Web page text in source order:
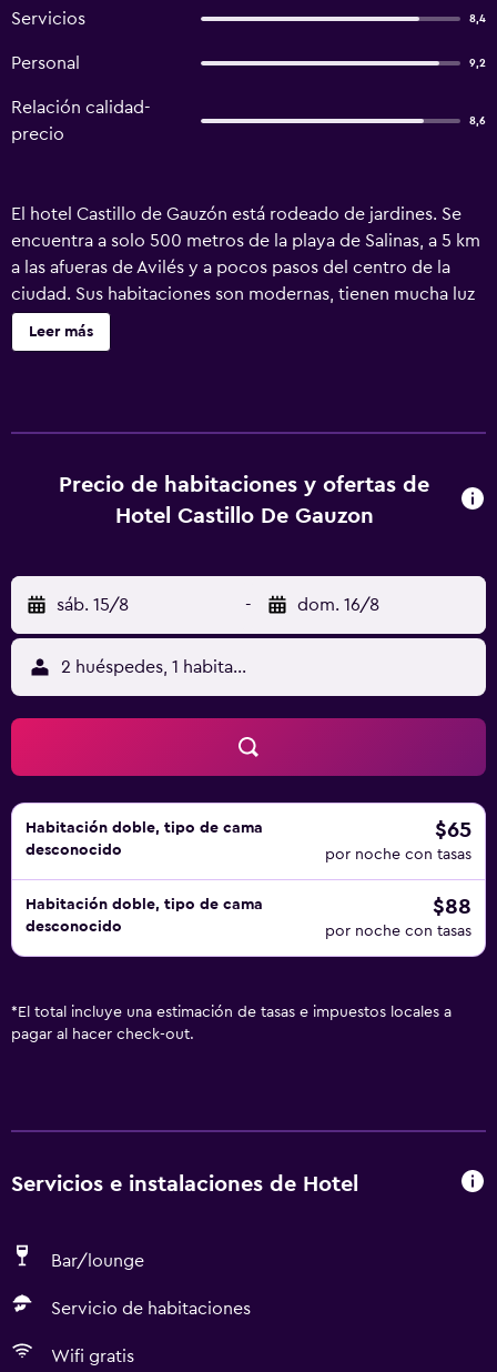
Servicios 8,4
Personal 9,2
Relación calidad-
precio
8,6
El hotel Castillo de Gauzón está rodeado de jardines. Se
encuentra a solo 500 metros de la playa de Salinas, a 5 km
a las afueras de Avilés y a pocos pasos del centro de la
ciudad. Sus habitaciones son modernas, tienen mucha luz
e incluyen conexión Wi-Fi gratuita. El hotel Castillo de
Gauzón ocupa una casa de estilo típico asturiano con una
pantalla plana, caja fuerte y un baño privado con secador
de pelo. Hay restaurantes, bares y tiendas en el paseo
del aeropuerto de Asturias.
Leer más
Precio de habitaciones y ofertas de
Hotel Castillo De Gauzon
sáb. 15/8 - dom. 16/8
2 huéspedes, 1 habitación
Habitación doble, tipo de cama
desconocido
$65
por noche con tasas
Habitación doble, tipo de cama
desconocido
$88
por noche con tasas
* El total incluye una estimación de tasas e impuestos locales a
pagar al hacer check-out.
Servicios e instalaciones de Hotel
Bar/lounge
Servicio de habitaciones
Wifi gratis